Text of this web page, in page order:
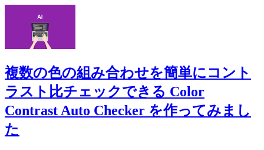
複数の色の組み合わせを簡単にコント
ラスト比チェックできる Color
Contrast Auto Checker を作ってみまし
た